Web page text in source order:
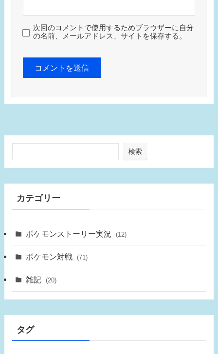
次回のコメントで使用するためブラウザーに自分
の名前、メールアドレス、サイトを保存する。
検索
カテゴリー
ポケモンストーリー実況 (12)
ポケモン対戦 (71)
雑記 (20)
タグ